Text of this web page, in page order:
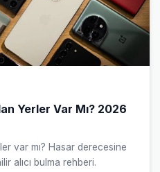
Yerler Var Mı? 2026
var mı? Hasar derecesine
alıcı bulma rehberi.